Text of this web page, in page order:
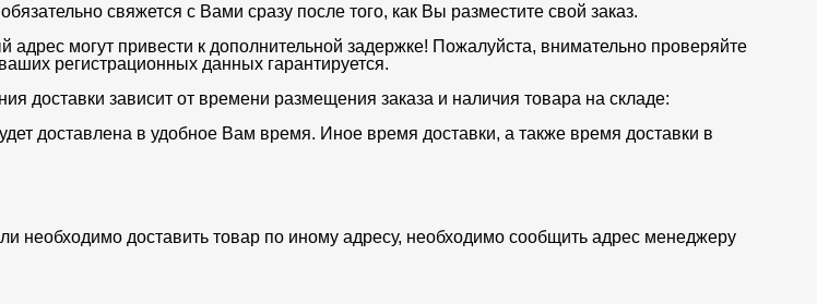
свяжется с Вами сразу после того, как Вы разместите свой заказ.
могут привести к дополнительной задержке! Пожалуйста, внимательно проверяйте
регистрационных данных гарантируется.
доставки зависит от времени размещения заказа и наличия товара на складе:
доставлена в удобное Вам время. Иное время доставки, а также время доставки в
необходимо доставить товар по иному адресу, необходимо сообщить адрес менеджеру